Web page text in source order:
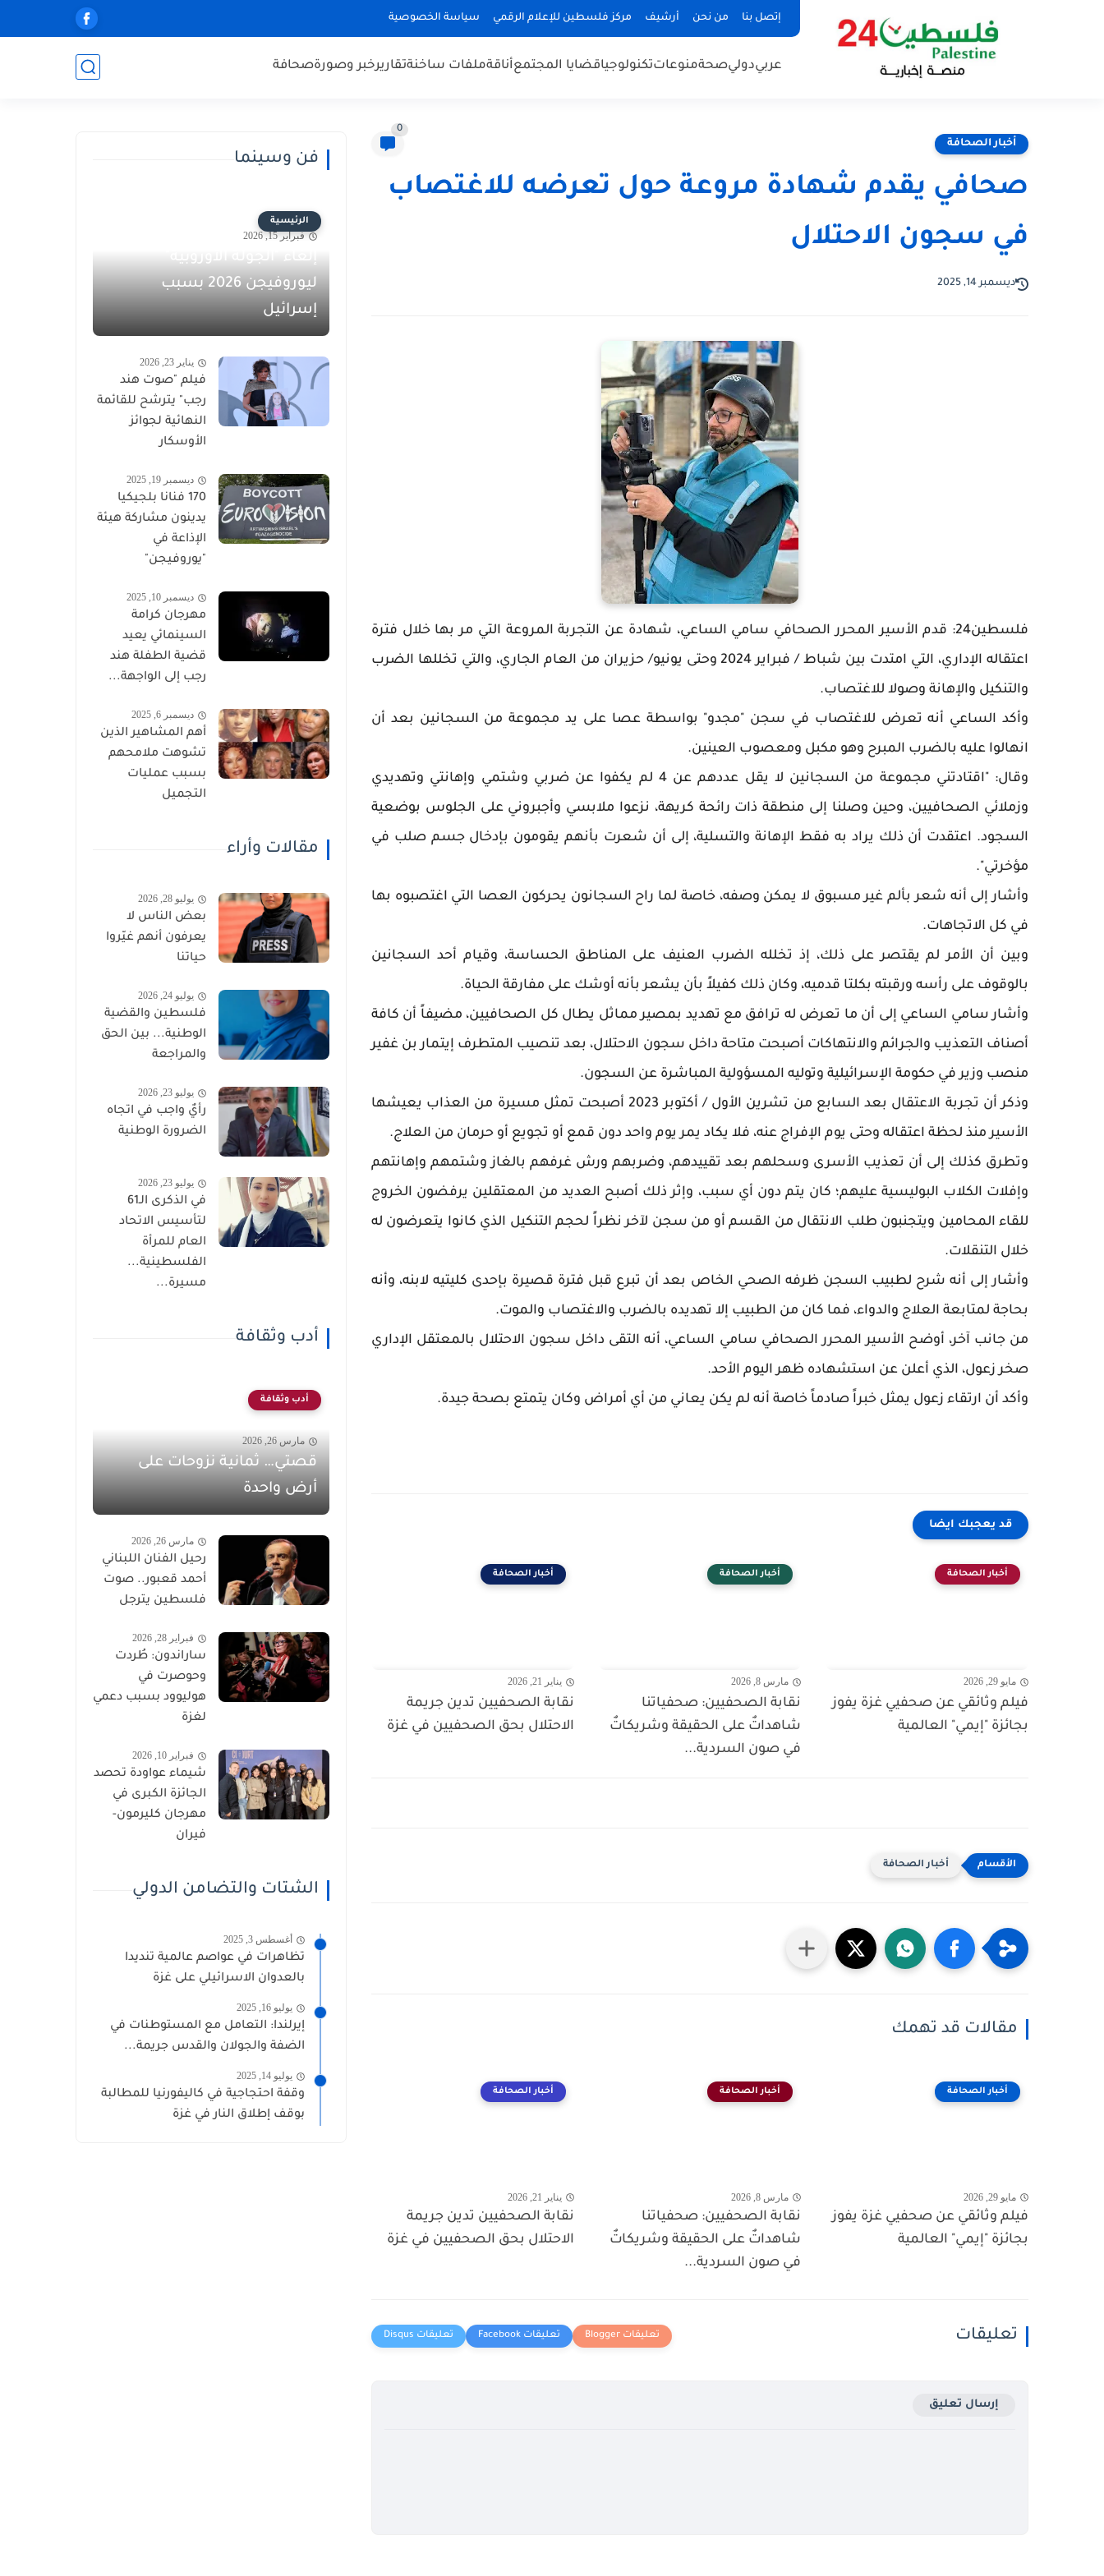
إتصل بنا من نحن أرشيف مركز فلسطين للإعلام الرقمي سياسة الخصوصية
عربيدوليصحةمنوعاتتكنولوجياقضايا المجتمعأناقةملفات ساخنةتقاريرخبر وصورةصحافة
أخبار الصحافة
0
صحافي يقدم شهادة مروعة حول تعرضه للاغتصاب
في سجون الاحتلال
ديسمبر 14, 2025
فلسطين24: قدم الأسير المحرر الصحافي سامي الساعي، شهادة عن التجربة المروعة التي مر بها خلال فترة
اعتقاله الإداري، التي امتدت بين شباط / فبراير 2024 وحتى يونيو/ حزيران من العام الجاري، والتي تخللها الضرب
والتنكيل والإهانة وصولا للاغتصاب.
وأكد الساعي أنه تعرض للاغتصاب في سجن "مجدو" بواسطة عصا على يد مجموعة من السجانين بعد أن
انهالوا عليه بالضرب المبرح وهو مكبل ومعصوب العينين.
وقال: "اقتادتني مجموعة من السجانين لا يقل عددهم عن 4 لم يكفوا عن ضربي وشتمي وإهانتي وتهديدي
وزملائي الصحافيين، وحين وصلنا إلى منطقة ذات رائحة كريهة، نزعوا ملابسي وأجبروني على الجلوس بوضعية
السجود. اعتقدت أن ذلك يراد به فقط الإهانة والتسلية، إلى أن شعرت بأنهم يقومون بإدخال جسم صلب في
مؤخرتي".
وأشار إلى أنه شعر بألم غير مسبوق لا يمكن وصفه، خاصة لما راح السجانون يحركون العصا التي اغتصبوه بها
في كل الاتجاهات.
وبين أن الأمر لم يقتصر على ذلك، إذ تخلله الضرب العنيف على المناطق الحساسة، وقيام أحد السجانين
بالوقوف على رأسه ورقبته بكلتا قدميه، وكان ذلك كفيلاً بأن يشعر بأنه أوشك على مفارقة الحياة.
وأشار سامي الساعي إلى أن ما تعرض له ترافق مع تهديد بمصير مماثل يطال كل الصحافيين، مضيفاً أن كافة
أصناف التعذيب والجرائم والانتهاكات أصبحت متاحة داخل سجون الاحتلال، بعد تنصيب المتطرف إيتمار بن غفير
منصب وزير في حكومة الإسرائيلية وتوليه المسؤولية المباشرة عن السجون.
وذكر أن تجربة الاعتقال بعد السابع من تشرين الأول / أكتوبر 2023 أصبحت تمثل مسيرة من العذاب يعيشها
الأسير منذ لحظة اعتقاله وحتى يوم الإفراج عنه، فلا يكاد يمر يوم واحد دون قمع أو تجويع أو حرمان من العلاج.
وتطرق كذلك إلى أن تعذيب الأسرى وسحلهم بعد تقييدهم، وضربهم ورش غرفهم بالغاز وشتمهم وإهانتهم
وإفلات الكلاب البوليسية عليهم؛ كان يتم دون أي سبب، وإثر ذلك أصبح العديد من المعتقلين يرفضون الخروج
للقاء المحامين ويتجنبون طلب الانتقال من القسم أو من سجن لآخر نظراً لحجم التنكيل الذي كانوا يتعرضون له
خلال التنقلات.
وأشار إلى أنه شرح لطبيب السجن ظرفه الصحي الخاص بعد أن تبرع قبل فترة قصيرة بإحدى كليتيه لابنه، وأنه
بحاجة لمتابعة العلاج والدواء، فما كان من الطبيب إلا تهديده بالضرب والاغتصاب والموت.
من جانب آخر، أوضح الأسير المحرر الصحافي سامي الساعي، أنه التقى داخل سجون الاحتلال بالمعتقل الإداري
صخر زعول، الذي أعلن عن استشهاده ظهر اليوم الأحد.
وأكد أن ارتقاء زعول يمثل خبراً صادماً خاصة أنه لم يكن يعاني من أي أمراض وكان يتمتع بصحة جيدة.
قد يعجبك ايضا
أخبار الصحافة
مايو 29, 2026
فيلم وثائقي عن صحفيي غزة يفوز
بجائزة "إيمي" العالمية
أخبار الصحافة
مارس 8, 2026
نقابة الصحفيين: صحفياتنا
شاهداتٌ على الحقيقة وشريكاتٌ
في صون السردية...
أخبار الصحافة
يناير 21, 2026
نقابة الصحفيين تدين جريمة
الاحتلال بحق الصحفيين في غزة
أخبار الصحافة
مقالات قد تهمك
أخبار الصحافة
مايو 29, 2026
فيلم وثائقي عن صحفيي غزة يفوز
بجائزة "إيمي" العالمية
أخبار الصحافة
مارس 8, 2026
نقابة الصحفيين: صحفياتنا
شاهداتٌ على الحقيقة وشريكاتٌ
في صون السردية...
أخبار الصحافة
يناير 21, 2026
نقابة الصحفيين تدين جريمة
الاحتلال بحق الصحفيين في غزة
تعليقات
إرسال تعليق
فن وسينما
الرئيسية
فبراير 15, 2026
إلغاء "الجولة الأوروبية"
ليوروفيجن 2026 بسبب
إسرائيل
يناير 23, 2026
فيلم "صوت هند
رجب" يترشح للقائمة
النهائية لجوائز
الأوسكار
ديسمبر 19, 2025
170 فنانا بلجيكيا
يدينون مشاركة هيئة
الإذاعة في
"يوروفيجن"
ديسمبر 10, 2025
مهرجان كرامة
السينمائي يعيد
قضية الطفلة هند
رجب إلى الواجهة...
ديسمبر 6, 2025
أهم المشاهير الذين
تشوهت ملامحهم
بسبب عمليات
التجميل
مقالات وأراء
يوليو 28, 2026
بعض الناس لا
يعرفون أنهم غيّروا
حياتنا
يوليو 24, 2026
فلسطين والقضية
الوطنية... بين الحق
والمراجعة
يوليو 23, 2026
رأيٌ واجب في اتجاه
الضرورة الوطنية
يوليو 23, 2026
في الذكرى الـ61
لتأسيس الاتحاد
العام للمرأة
الفلسطينية...
مسيرة...
أدب وثقافة
أدب وثقافة
مارس 26, 2026
قصتي… ثمانية نزوحات على
أرض واحدة
مارس 26, 2026
رحيل الفنان اللبناني
أحمد قعبور.. صوت
فلسطين يترجل
فبراير 28, 2026
ساراندون: طُردت
وحوصرت في
هوليوود بسبب دعمي
لغزة
فبراير 10, 2026
شيماء عواودة تحصد
الجائزة الكبرى في
مهرجان كليرمون-
فيران
الشتات والتضامن الدولي
أغسطس 3, 2025
تظاهرات في عواصم عالمية تنديدا
بالعدوان الاسرائيلي على غزة
يوليو 16, 2025
إيرلندا: التعامل مع المستوطنات في
الضفة والجولان والقدس جريمة...
يوليو 14, 2025
وقفة احتجاجية في كاليفورنيا للمطالبة
بوقف إطلاق النار في غزة